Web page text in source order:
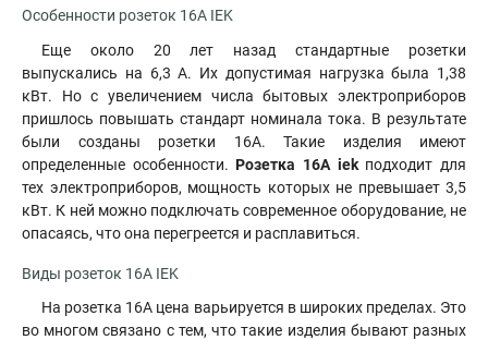
Особенности розеток 16А IEK
Еще около 20 лет назад стандартные розетки
выпускались на 6,3 А. Их допустимая нагрузка была 1,38
кВт. Но с увеличением числа бытовых электроприборов
пришлось повышать стандарт номинала тока. В результате
были созданы розетки 16А. Такие изделия имеют
определенные особенности.Розетка 16А iekподходит для
тех электроприборов, мощность которых не превышает 3,5
кВт. К ней можно подключать современное оборудование, не
опасаясь, что она перегреется и расплавиться.
Виды розеток 16А IEK
На розетка 16А цена варьируется в широких пределах. Это
во многом связано с тем, что такие изделия бывают разных